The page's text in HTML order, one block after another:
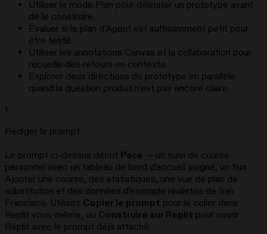
Utiliser le mode Plan pour délimiter un prototype avant
de le construire.
Évaluer si le plan d’Agent est suffisamment petit pour
être testé.
Utiliser les annotations Canvas et la collaboration pour
recueillir des retours en contexte.
Explorer deux directions de prototype en parallèle
quand la question produit n’est pas encore claire.
1
Rédiger le prompt
Le prompt ci-dessus décrit Pace — un suivi de course
personnel avec un tableau de bord d’accueil soigné, un flux
Ajouter une course, des statistiques, une vue de plan de
substitution et des données d’exemple réalistes de San
Francisco. Utilisez Copier le prompt pour le coller dans
Replit vous-même, ou Construire sur Replit pour ouvrir
Replit avec le prompt déjà attaché.